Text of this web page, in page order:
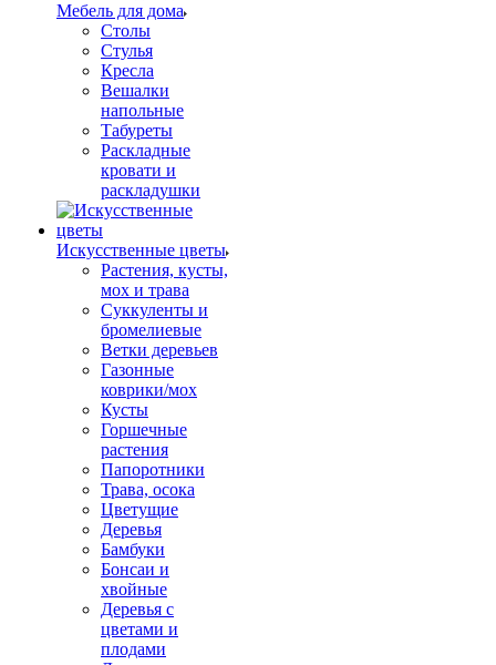
Мебель для дома
Столы
Стулья
Кресла
Вешалки
напольные
Табуреты
Раскладные
кровати и
раскладушки
Искусственные цветы
Растения, кусты,
мох и трава
Суккуленты и
бромелиевые
Ветки деревьев
Газонные
коврики/мох
Кусты
Горшечные
растения
Папоротники
Трава, осока
Цветущие
Деревья
Бамбуки
Бонсаи и
хвойные
Деревья с
цветами и
плодами